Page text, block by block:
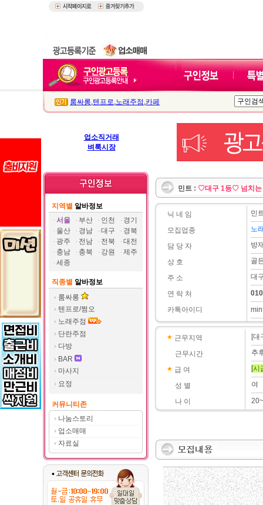
룸싸롱,텐프로,노래주점 ,카페
업소직거래
벼룩시장
지역별 알바정보
서울
부산 인천
경기
울산
경남 대구
경북
광주
전남 전북
대전
충남
충북 강원
제주
세종
직종별 알바정보
룸싸롱
텐프로/쩜오
노래주점
단란주점
다방
BAR
마사지
요정
커뮤니티존
나눔스토리
업소매매
자료실
민트 : ♡대구 1등♡ 넘치는
닉 네 임
모집업종
담 당 자
상 호
주 소
연 락 처
카톡아이디
민
노
방
골
대
근무지역
근무시간
급 여
성 별
나 이
[대
추
[시
여